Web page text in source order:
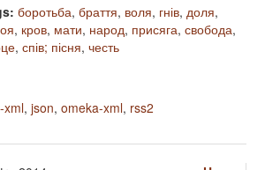
боротьба, браття, воля, гнів, доля,
, кров, мати, народ, присяга, свобода,
, спів; пісня, честь
xml, json, omeka-xml, rss2